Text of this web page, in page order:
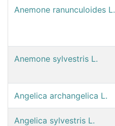
Anemone ranunculoides L.
Anemone sylvestris L.
Angelica archangelica L.
Angelica sylvestris L.